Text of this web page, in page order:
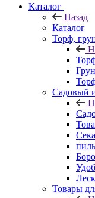
Каталог
Назад
Каталог
Торф,
Садовый
Товары